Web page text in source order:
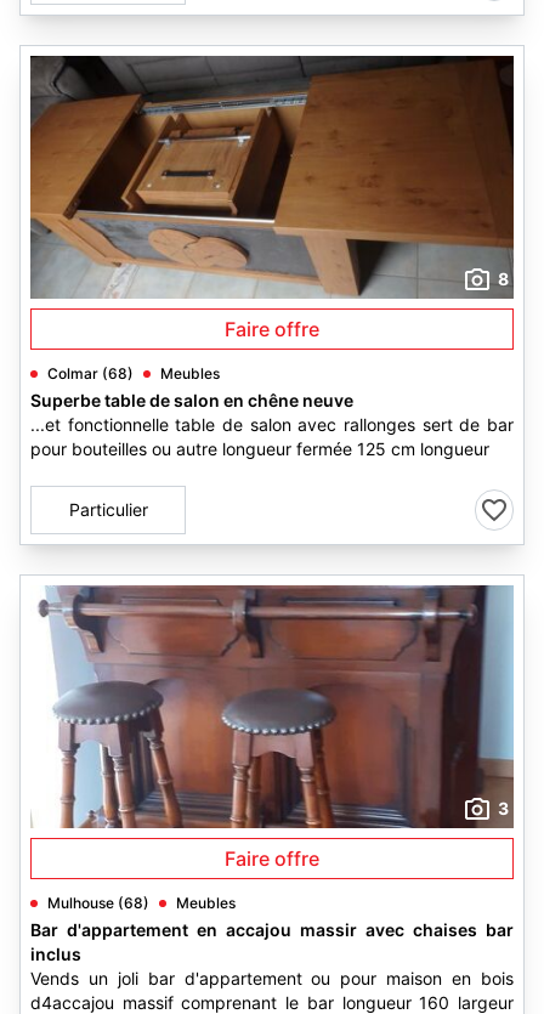
8
Faire offre
Colmar (68) Meubles
Superbe table de salon en chêne neuve
...et fonctionnelle table de salon avec rallonges sert de bar
pour bouteilles ou autre longueur fermée 125 cm longueur
Particulier
3
Faire offre
Mulhouse (68) Meubles
Bar d'appartement en accajou massir avec chaises bar
inclus
Vends un joli bar d'appartement ou pour maison en bois
d4accajou massif comprenant le bar longueur 160 largeur